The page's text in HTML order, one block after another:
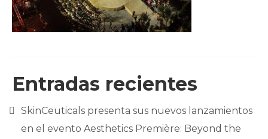
BLOG
Entradas recientes
SkinCeuticals presenta sus nuevos lanzamientos
en el evento Aesthetics Première: Beyond the